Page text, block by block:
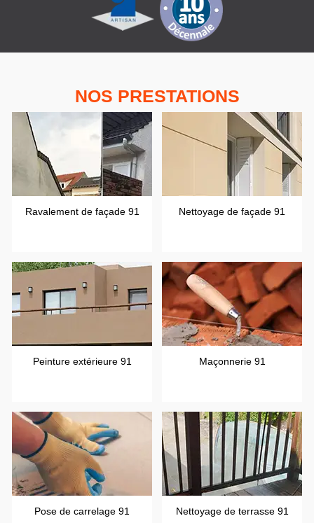
NOS PRESTATIONS
Ravalement de façade 91 Nettoyage de façade 91
Peinture extérieure 91 Maçonnerie 91
Pose de carrelage 91 Nettoyage de terrasse 91